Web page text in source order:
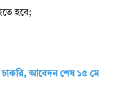
হবে;
চাকরি, আবেদন শেষ ১৫ মে